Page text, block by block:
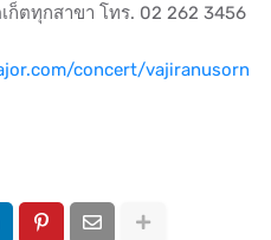
ก็ตทุกสาขา โทร. 02 262 3456
concert/vajiranusorn